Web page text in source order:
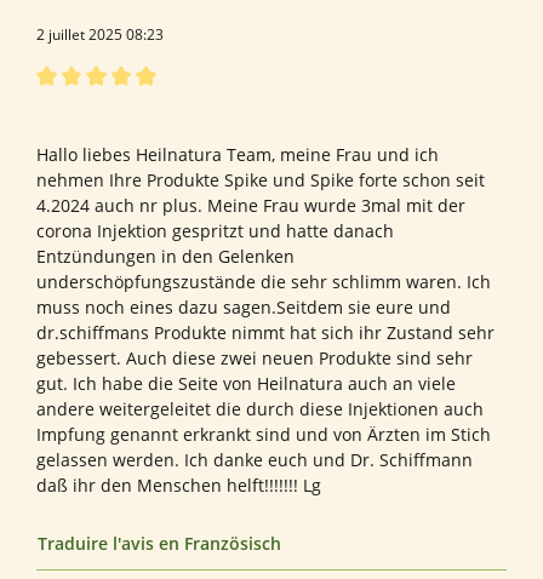
2 juillet 2025 08:23
Hallo liebes Heilnatura Team, meine Frau und ich
nehmen Ihre Produkte Spike und Spike forte schon seit
4.2024 auch nr plus. Meine Frau wurde 3mal mit der
corona Injektion gespritzt und hatte danach
Entzündungen in den Gelenken
underschöpfungszustände die sehr schlimm waren. Ich
muss noch eines dazu sagen.Seitdem sie eure und
dr.schiffmans Produkte nimmt hat sich ihr Zustand sehr
gebessert. Auch diese zwei neuen Produkte sind sehr
gut. Ich habe die Seite von Heilnatura auch an viele
andere weitergeleitet die durch diese Injektionen auch
Impfung genannt erkrankt sind und von Ärzten im Stich
gelassen werden. Ich danke euch und Dr. Schiffmann
daß ihr den Menschen helft!!!!!!! Lg
Traduire l'avis en Französisch